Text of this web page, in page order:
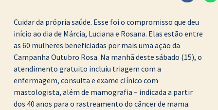
Cuidar da própria saúde. Esse foi o compromisso que deu
início ao dia de Márcia, Luciana e Rosana. Elas estão entre
as 60 mulheres beneficiadas por mais uma ação da
Campanha Outubro Rosa. Na manhã deste sábado (15), o
atendimento gratuito incluiu triagem com a
enfermagem, consulta e exame clínico com
mastologista, além de mamografia – indicada a partir
dos 40 anos para o rastreamento do câncer de mama.